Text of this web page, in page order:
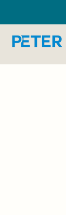
direct
naar